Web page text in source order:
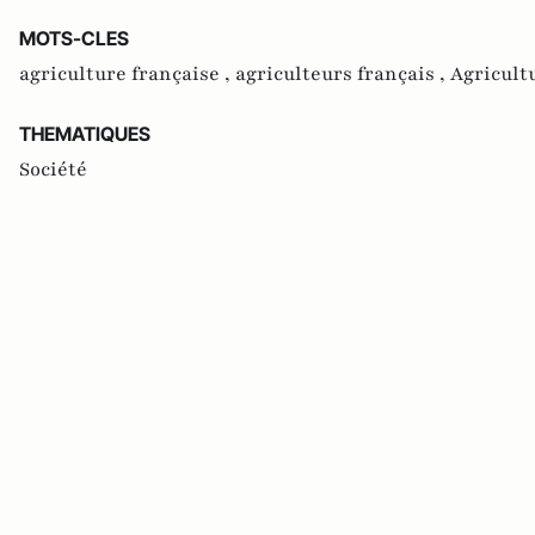
MOTS-CLES
agriculture française , agriculteurs français ,
THEMATIQUES
Société